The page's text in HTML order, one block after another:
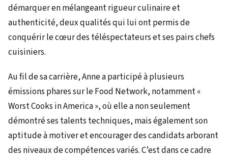
démarquer en mélangeant rigueur culinaire et
authenticité, deux qualités qui lui ont permis de
conquérir le cœur des téléspectateurs et ses pairs chefs
cuisiniers.
Au fil de sa carrière, Anne a participé à plusieurs
émissions phares sur le Food Network, notamment «
Worst Cooks in America », où elle a non seulement
démontré ses talents techniques, mais également son
aptitude à motiver et encourager des candidats arborant
des niveaux de compétences variés. C’est dans ce cadre